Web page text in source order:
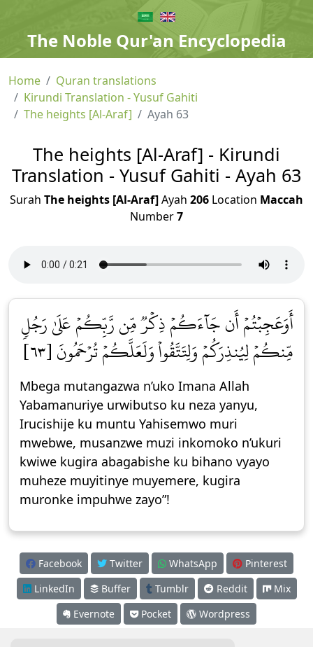
The Noble Qur'an Encyclopedia
Home
Quran translations
Kirundi Translation - Yusuf Gahiti
The heights [Al-Araf]
Ayah 63
The heights [Al-Araf] - Kirundi
Translation - Yusuf Gahiti - Ayah 63
Surah The heights [Al-Araf]Ayah 206 Location Maccah
Number7
أَوَعَجِبۡتُمۡ أَن جَآءَكُمۡ ذِكۡرٞ مِّن رَّبِّكُمۡ عَلَىٰ رَجُلٖ
مِّنكُمۡ لِيُنذِرَكُمۡ وَلِتَتَّقُواْ وَلَعَلَّكُمۡ تُرۡحَمُونَ [٦٣]
Mbega mutangazwa n’uko Imana Allah
Yabamanuriye urwibutso ku neza yanyu,
Irucishije ku muntu Yahisemwo muri
mwebwe, musanzwe muzi inkomoko n’ukuri
kwiwe kugira abagabishe ku bihano vyayo
muheze muyitinye muyemere, kugira
muronke impuhwe zayo”!
Facebook Twitter WhatsApp
Pinterest
LinkedIn
Buffer Tumblr Reddit
Mix
Evernote
Pocket Wordpress